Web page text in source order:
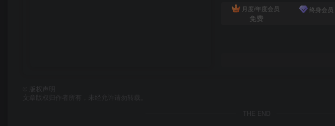
月度/年度会员
免费
终身会员
版权声明
文章版权归作者所有，未经允许请勿转载。
THE END